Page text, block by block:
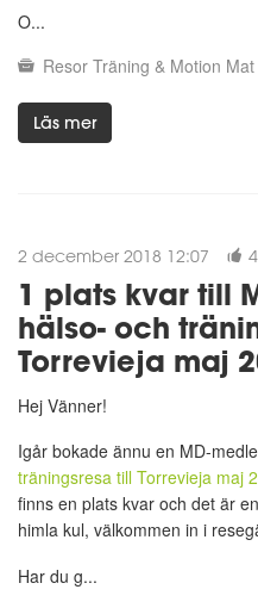
O...
Resor Träning & Motion Mat
Läs mer
2 december 2018 12:07 4
1 plats kvar till
hälso- och
Torrevieja maj
Hej Vänner!
Igår bokade ännu en MD-
träningsresa till Torrevieja maj
finns en plats kvar och det är
himla kul, välkommen in i
Har du g...